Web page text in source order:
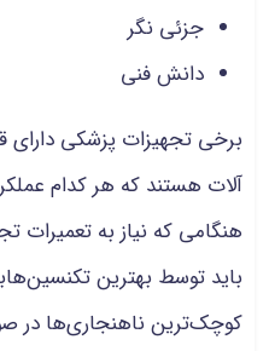
جزئی نگر
دانش فنی
برخی تجهیزات پزشکی دارای
آلات هستند که هر کدام
هنگامی که نیاز به تعمیرات
باید توسط بهترین
کوچک‌ترین ناهنجاری‌ها در